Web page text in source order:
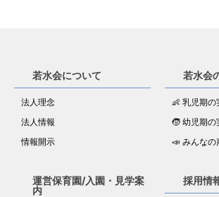
若水会について
法人理念
法人情報
情報開示
若水会
👶 乳児期の
🧒 幼児期の
📣 みんなの
運営保育園/入園・見学案
内
採用情